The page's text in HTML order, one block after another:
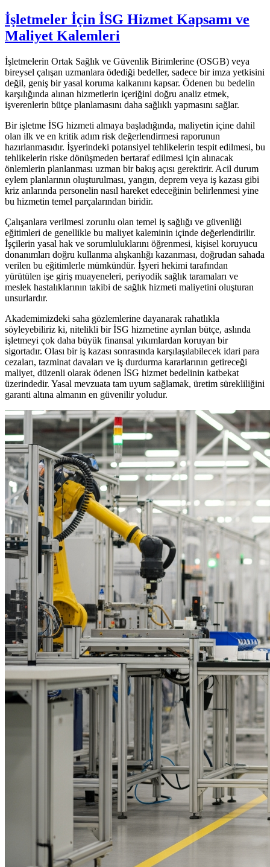
İşletmeler İçin İSG Hizmet Kapsamı ve
Maliyet Kalemleri
İşletmelerin Ortak Sağlık ve Güvenlik Birimlerine (OSGB) veya
bireysel çalışan uzmanlara ödediği bedeller, sadece bir imza yetkisini
değil, geniş bir yasal koruma kalkanını kapsar. Ödenen bu bedelin
karşılığında alınan hizmetlerin içeriğini doğru analiz etmek,
işverenlerin bütçe planlamasını daha sağlıklı yapmasını sağlar.
Bir işletme İSG hizmeti almaya başladığında, maliyetin içine dahil
olan ilk ve en kritik adım risk değerlendirmesi raporunun
hazırlanmasıdır. İşyerindeki potansiyel tehlikelerin tespit edilmesi, bu
tehlikelerin riske dönüşmeden bertaraf edilmesi için alınacak
önlemlerin planlanması uzman bir bakış açısı gerektirir. Acil durum
eylem planlarının oluşturulması, yangın, deprem veya iş kazası gibi
kriz anlarında personelin nasıl hareket edeceğinin belirlenmesi yine
bu hizmetin temel parçalarından biridir.
Çalışanlara verilmesi zorunlu olan temel iş sağlığı ve güvenliği
eğitimleri de genellikle bu maliyet kaleminin içinde değerlendirilir.
İşçilerin yasal hak ve sorumluluklarını öğrenmesi, kişisel koruyucu
donanımları doğru kullanma alışkanlığı kazanması, doğrudan sahada
verilen bu eğitimlerle mümkündür. İşyeri hekimi tarafından
yürütülen işe giriş muayeneleri, periyodik sağlık taramaları ve
meslek hastalıklarının takibi de sağlık hizmeti maliyetini oluşturan
unsurlardır.
Akademimizdeki saha gözlemlerine dayanarak rahatlıkla
söyleyebiliriz ki, nitelikli bir İSG hizmetine ayrılan bütçe, aslında
işletmeyi çok daha büyük finansal yıkımlardan koruyan bir
sigortadır. Olası bir iş kazası sonrasında karşılaşılabilecek idari para
cezaları, tazminat davaları ve iş durdurma kararlarının getireceği
maliyet, düzenli olarak ödenen İSG hizmet bedelinin katbekat
üzerindedir. Yasal mevzuata tam uyum sağlamak, üretim sürekliliğini
garanti altına almanın en güvenilir yoludur.